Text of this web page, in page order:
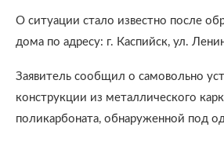
О ситуации стало известно после
дома по адресу: г. Каспийск, ул.
Заявитель сообщил о самовольно
конструкции из металлического
поликарбоната, обнаруженной под